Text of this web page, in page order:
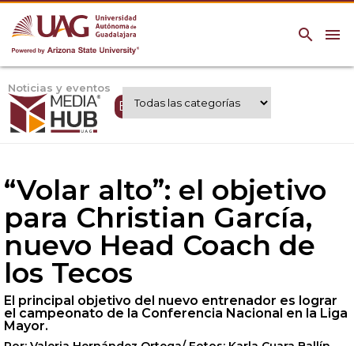
menu
search
Noticias y eventos
Expertos UAG
“Volar alto”: el objetivo
para Christian García,
nuevo Head Coach de
los Tecos
El principal objetivo del nuevo entrenador es lograr
el campeonato de la Conferencia Nacional en la Liga
Mayor.